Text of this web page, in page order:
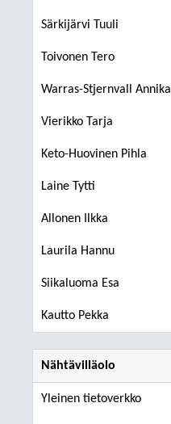
Särkijärvi Tuuli
Toivonen Tero
Warras-Stjernvall Annika
Vierikko Tarja
Keto-Huovinen Pihla
Laine Tytti
Allonen Ilkka
Laurila Hannu
Siikaluoma Esa
Kautto Pekka
Nähtävilläolo
Yleinen tietoverkko